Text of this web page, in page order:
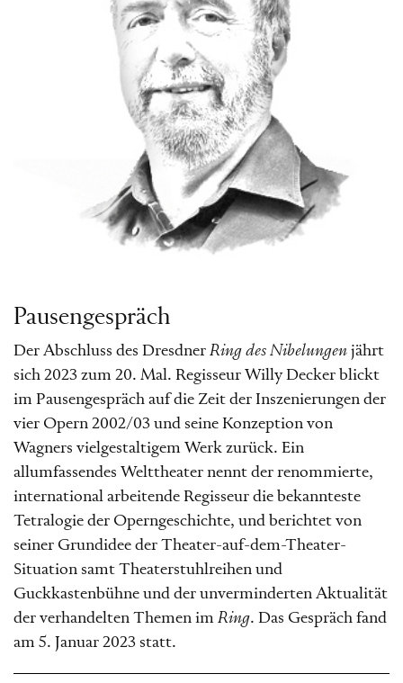
Pausengespräch
Der Abschluss des Dresdner Ring des Nibelungen jährt
sich 2023 zum 20. Mal. Regisseur Willy Decker blickt
im Pausengespräch auf die Zeit der Inszenierungen der
vier Opern 2002/03 und seine Konzeption von
Wagners vielgestaltigem Werk zurück. Ein
allumfassendes Welttheater nennt der renommierte,
international arbeitende Regisseur die bekannteste
Tetralogie der Operngeschichte, und berichtet von
seiner Grundidee der Theater-auf-dem-Theater-
Situation samt Theaterstuhlreihen und
Guckkastenbühne und der unverminderten Aktualität
der verhandelten Themen im Ring. Das Gespräch fand
am 5. Januar 2023 statt.